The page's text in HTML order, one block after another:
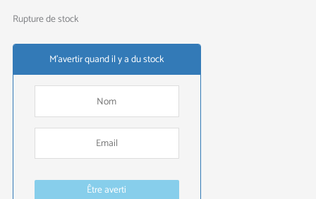
Rupture de stock
M'avertir quand il y a du stock
Être averti